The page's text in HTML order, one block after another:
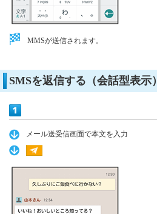
MMSが送信されます。
SMSを返信する（会話型表示）
メール送受信画面で本文を入力